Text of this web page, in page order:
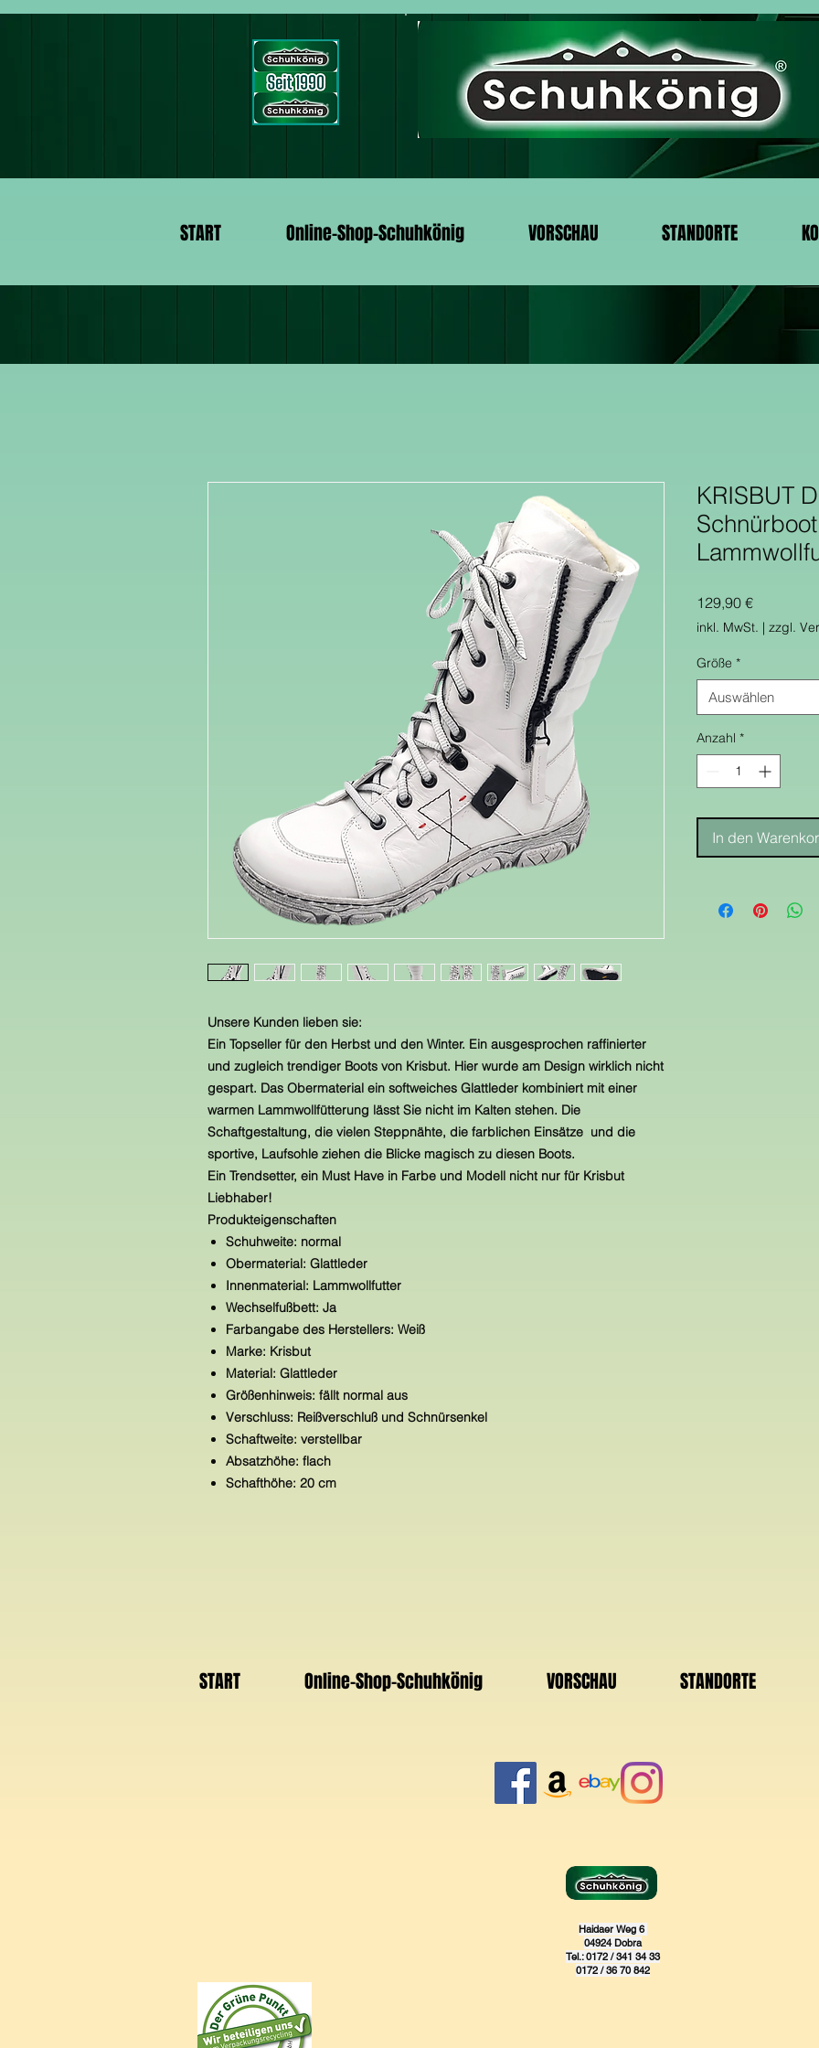
START Online-Shop-Schuhkönig VORSCHAU STANDORTE
Unsere Kunden lieben sie:
Ein Topseller für den Herbst und den Winter. Ein ausgesprochen raffinierter
und zugleich trendiger Boots von Krisbut. Hier wurde am Design wirklich nicht
gespart. Das Obermaterial ein softweiches Glattleder kombiniert mit einer
warmen Lammwollfütterung lässt Sie nicht im Kalten stehen. Die
Schaftgestaltung, die vielen Steppnähte, die farblichen Einsätze und die
sportive, Laufsohle ziehen die Blicke magisch zu diesen Boots.
Ein Trendsetter, ein Must Have in Farbe und Modell nicht nur für Krisbut
Liebhaber!
Produkteigenschaften
Schuhweite: normal
Obermaterial: Glattleder
Innenmaterial: Lammwollfutter
Wechselfußbett: Ja
Farbangabe des Herstellers: Weiß
Marke: Krisbut
Material: Glattleder
Größenhinweis: fällt normal aus
Verschluss: Reißverschluß und Schnürsenkel
Schaftweite: verstellbar
Absatzhöhe: flach
Schafthöhe: 20 cm
KRISBUT
129,90 €Preis
inkl. MwSt. | zzgl.
Größe *
Auswählen
Anzahl *
In den
START Online-Shop-Schuhkönig VORSCHAU STANDORTE
Haidaer Weg 6
04924 Dobra
Tel.: 0172 / 341 34 33
0172 / 36 70 842